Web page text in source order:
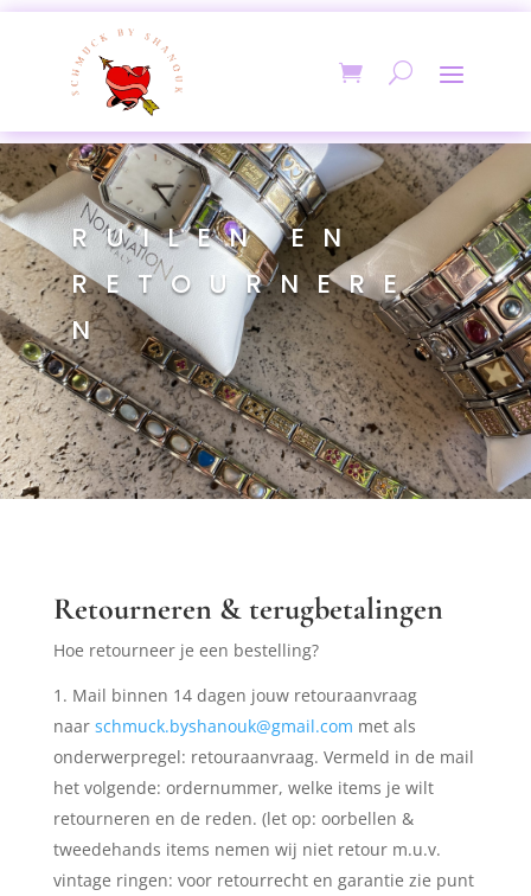
RUILEN EN
RETOURNERE
N
Retourneren & terugbetalingen
Hoe retourneer je een bestelling?
Mail binnen 14 dagen jouw retouraanvraag
naar schmuck.byshanouk@gmail.com met als
onderwerpregel: retouraanvraag. Vermeld in de mail
het volgende: ordernummer, welke items je wilt
retourneren en de reden. (let op: oorbellen &
tweedehands items nemen wij niet retour m.u.v.
vintage ringen: voor retourrecht en garantie zie punt